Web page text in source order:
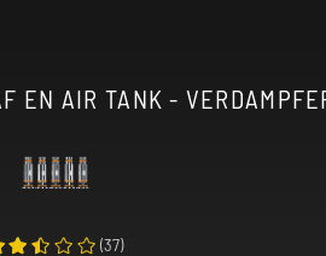
EN AIR TANK -
(37)